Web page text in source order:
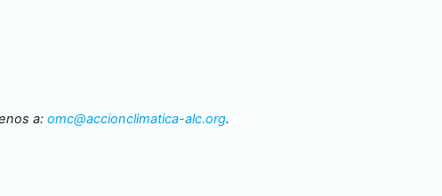
a: omc@accionclimatica-alc.org.